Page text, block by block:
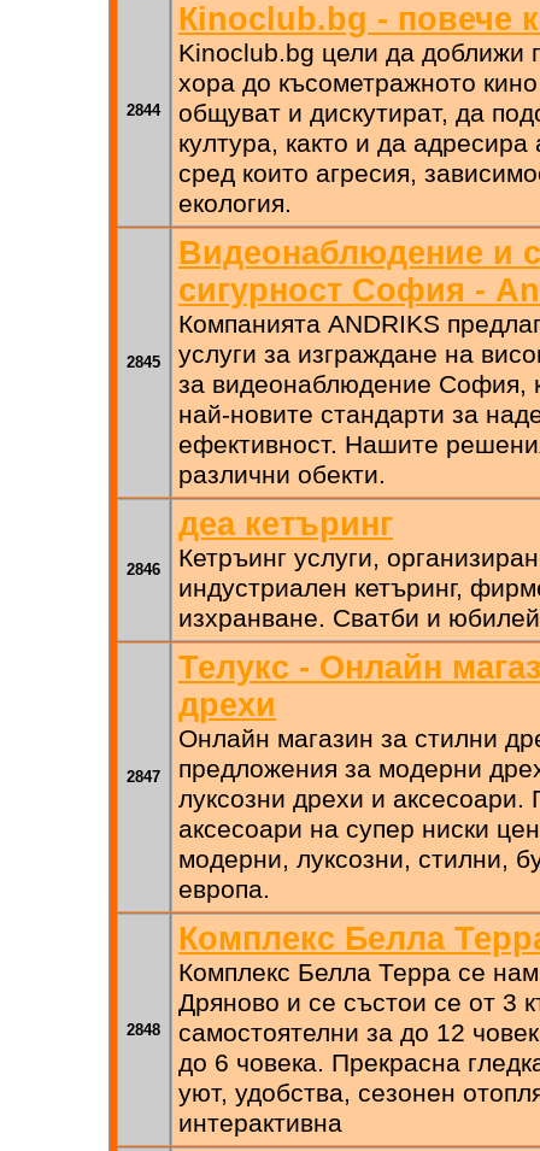
2844
Кinoclub.bg - повече
Kinoclub.bg цели да доближи
хора до късометражното
общуват и дискутират, да
култура, както и да
сред които агресия,
екология.
2845
Видеонаблюдение и
сигурност София -
Компанията ANDRIKS
услуги за изграждане на
за видеонаблюдение София,
най-новите стандарти за
ефективност. Нашите
различни обекти.
2846
деа кетъринг
Кетръинг услуги,
индустриален кетъринг,
изхранване. Сватби и
2847
Телукс - Онлайн
дрехи
Онлайн магазин за стилни
предложения за модерни
луксозни дрехи и
аксесоари на супер ниски
модерни, луксозни, стилни,
европа.
2848
Комплекс Белла
Комплекс Белла Терра се
Дряново и се състои се от 3
самостоятелни за до 12
до 6 човека. Прекрасна
уют, удобства, сезонен
интерактивна